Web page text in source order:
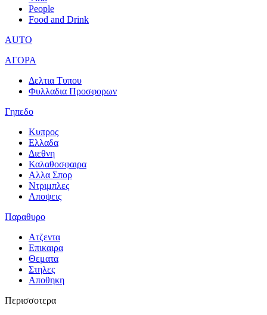
People
Food and Drink
AUTO
ΑΓΟΡΑ
Δελτια Τυπου
Φυλλαδια Προσφορων
Γηπεδο
Κυπρος
Ελλαδα
Διεθνη
Καλαθοσφαιρα
Αλλα Σπορ
Ντριμπλες
Αποψεις
Παραθυρο
Ατζεντα
Επικαιρα
Θεματα
Στηλες
Αποθηκη
Περισσοτερα